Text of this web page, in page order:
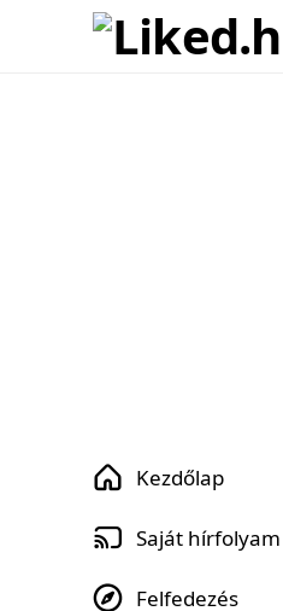
Kezdőlap
Saját hírfolyam
Felfedezés